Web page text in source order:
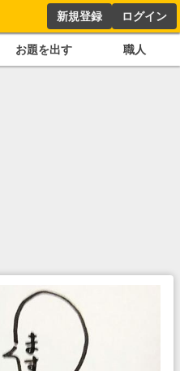
新規登録 ログイン
お題を出す 職人